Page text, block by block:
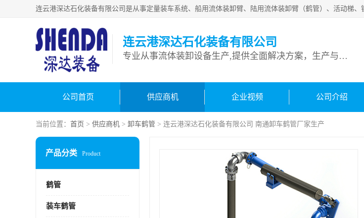
连云港深达石化装备有限公司
专业从事流体装卸设备生产,提供全面解决方案，生产与定制服务
公司首页 供应商机 企业视频 公司介绍
当前位置： 首页 > 供应商机 > 卸车鹤管 > 连云港深达石化装备有限公司 南通卸车鹤管厂家生产
产品分类 Product
鹤管
装车鹤管